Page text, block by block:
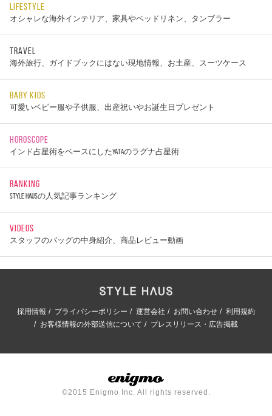
LIFESTYLE
オシャレな海外インテリア、家具やベッドリネン、タンブラー
TRAVEL
海外旅行、ガイドブックにはない現地情報、お土産、スーツケース
BABY KIDS
可愛いベビー服や子供服、出産祝いやお誕生日プレゼント
HOROSCOPE
インド占星術をベースにしたYATAのラグナ占星術
RANKING
STYLE HAUSの人気記事ランキング
VIDEOS
スタッフのバッグの中身紹介、商品レビュー動画
採用情報 プライバシーポリシー 運営会社 お問い合わせ
利用規約
お客様情報の外部送信について
プレスリリース・広告掲載
©2015 Enigmo Inc. All rights reserved.